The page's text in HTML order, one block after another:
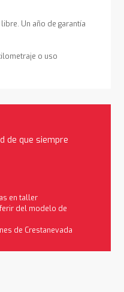
Un año de garantía
o uso
de que siempre
en taller
del modelo de
de Crestanevada